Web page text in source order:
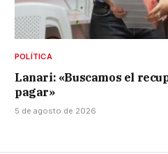
POLÍTICA
Lanari: «Buscamos el
pagar»
5 de agosto de 2026